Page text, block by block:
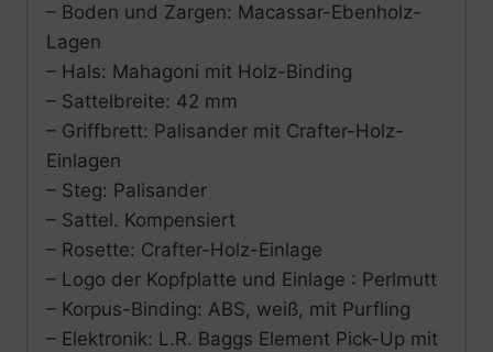
– Boden und Zargen: Macassar-Ebenholz-
Lagen
– Hals: Mahagoni mit Holz-Binding
– Sattelbreite: 42 mm
– Griffbrett: Palisander mit Crafter-Holz-
Einlagen
– Steg: Palisander
– Sattel. Kompensiert
– Rosette: Crafter-Holz-Einlage
– Logo der Kopfplatte und Einlage : Perlmutt
– Korpus-Binding: ABS, weiß, mit Purfling
– Elektronik: L.R. Baggs Element Pick-Up mit